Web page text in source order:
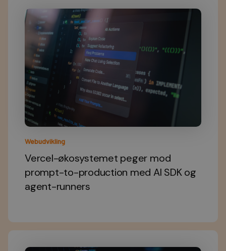
Webudvikling
Vercel-økosystemet peger mod
prompt-to-production med AI SDK og
agent-runners